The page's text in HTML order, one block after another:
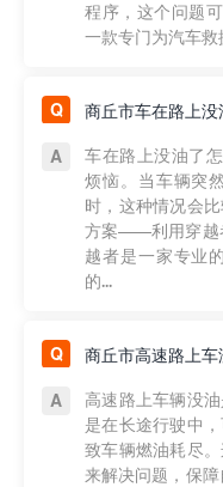
程序，这个问题
一款专门为汽车
商丘市车在路上
车在路上没油了
烦恼。当车辆突
时，这种情况会
方案——利用穿越
越者是一家专业
的...
商丘市高速路上
高速路上车辆没
是在长途行驶中
致车辆燃油耗尽
来解决问题，保